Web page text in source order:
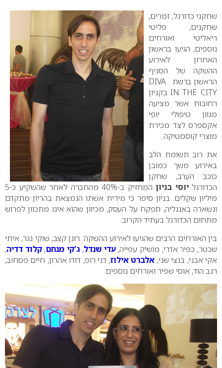
שחקני כדורגל, זמרים,
שחקנים, פליטי
ריאליטי ואורחים
נוספים, הגיעו בראשון
האחרון לאירוע
ההשקה של הסניף
הראשון ברשת
DIVA
IN THE CITY
בקניון
רחובות אשר מציעה
מגוון טיפולי יופי
אקספרס לצד מכירת
מוצרי קוסמטיקה.
את רוב תשומת הלב
באירוע משך כמובן
כוכב הערב, שחקן
הכדורגליוסי בניון
המחזיק ב-40% מהחברה לאחר שהשקיע כ-5
מיליון שקלים. בניון סיפר כי מירית אשתו הנמצאת בהריון מתקדם
ונשארה באנגליה, תפקח על העסק, מכיוון שהוא אינו מתכוון לפרוש
מתחום הכדורגל בעתיד הקרוב.
בין האורחים הרבים שהגיעו לאירוע ההשקה: רונן קצב, שוקי נגר, איתי
שכטר, כפיר אדרי, מושיק עפייה,עדי שנדל, ג’קי מנחם,קלוד דדיה,
אקי אבני, בנצי שני, אלברט אילוז, דני רופ, דודו אהרון, חיים פסחוב,
רגב הוד, אוסי שפיר ואורחים נוספים.